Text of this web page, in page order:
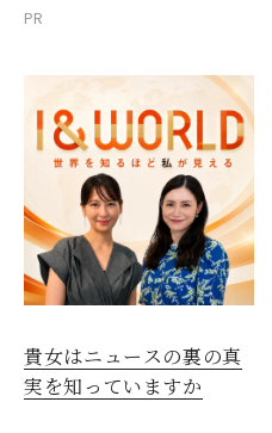
PR
貴女はニュースの裏の真
実を知っていますか